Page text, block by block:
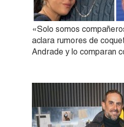
«Solo somos
aclara rumores de
Andrade y lo comparan